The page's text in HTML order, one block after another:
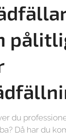
du
Då har du